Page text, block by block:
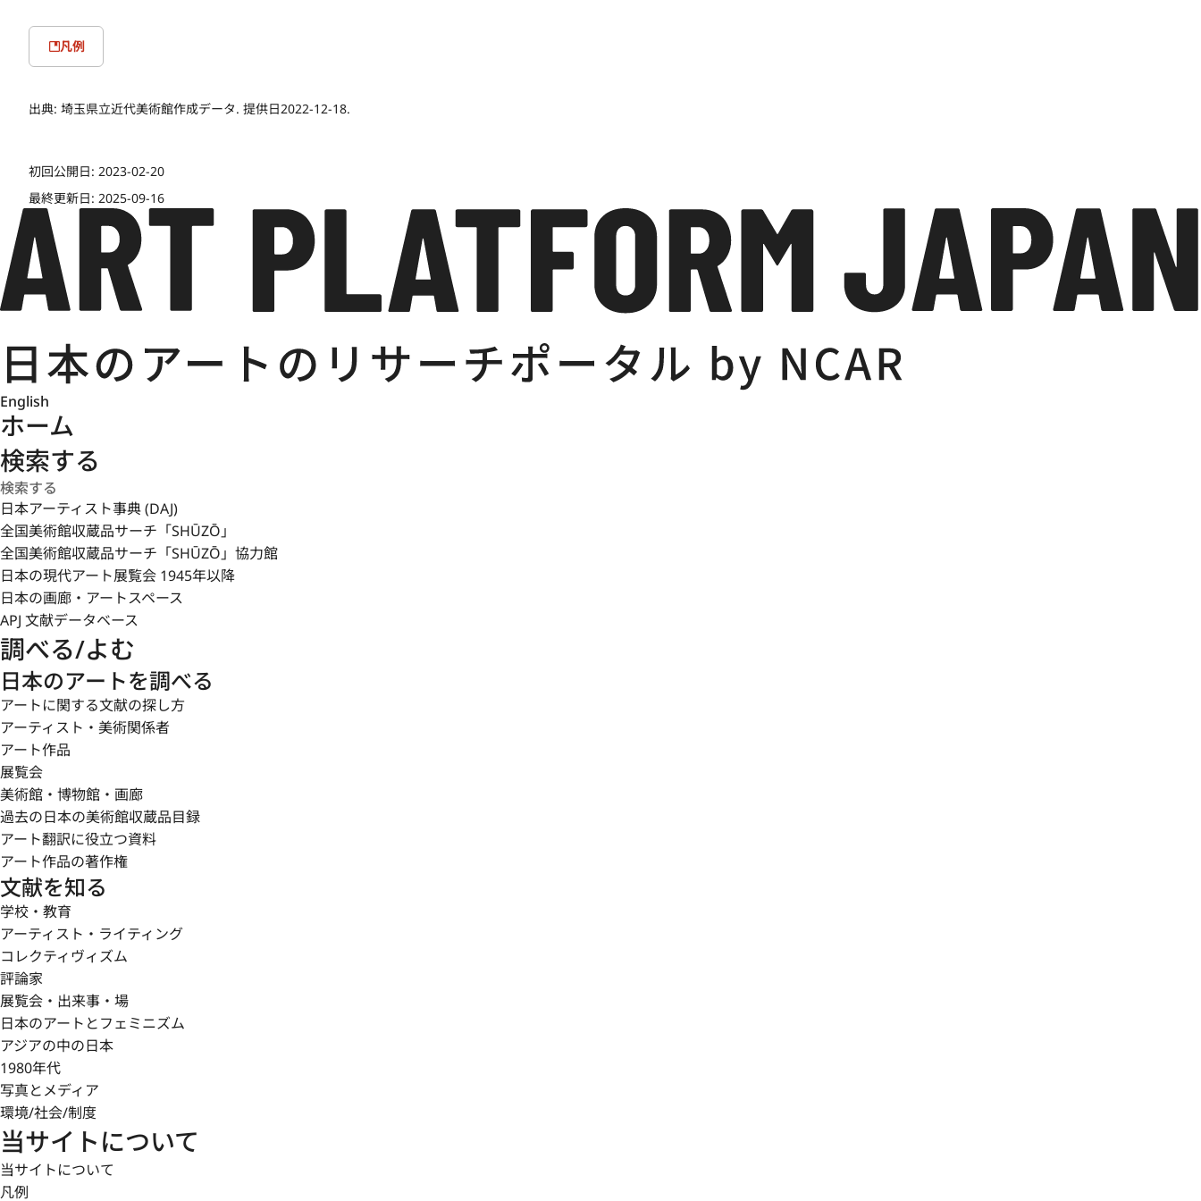
凡例
出典: 埼玉県立近代美術館作成データ. 提供日2022-12-18.
初回公開日: 2023-02-20
最終更新日: 2025-09-16
English
ホーム
検索する
日本アーティスト事典 (DAJ)
全国美術館収蔵品サーチ「SHŪZŌ」
全国美術館収蔵品サーチ「SHŪZŌ」協力館
日本の現代アート展覧会 1945年以降
日本の画廊・アートスペース
APJ 文献データベース
調べる/よむ
日本のアートを調べる
アートに関する文献の探し方
アーティスト・美術関係者
アート作品
展覧会
美術館・博物館・画廊
過去の日本の美術館収蔵品目録
アート翻訳に役立つ資料
アート作品の著作権
文献を知る
学校・教育
アーティスト・ライティング
コレクティヴィズム
評論家
展覧会・出来事・場
日本のアートとフェミニズム
アジアの中の日本
1980年代
写真とメディア
環境/社会/制度
当サイトについて
当サイトについて
凡例